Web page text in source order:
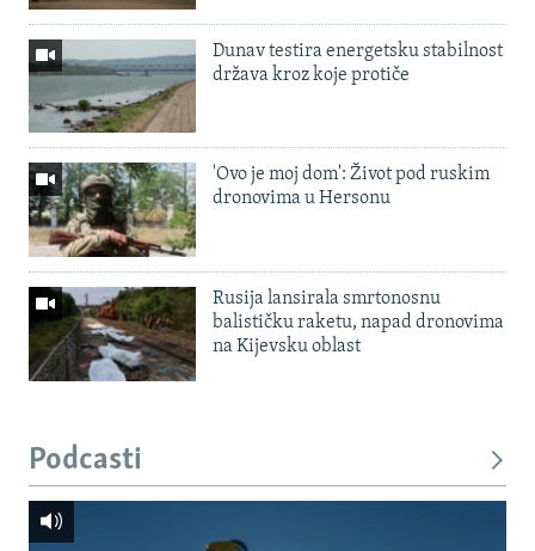
Dunav testira energetsku stabilnost
država kroz koje protiče
'Ovo je moj dom': Život pod ruskim
dronovima u Hersonu
Rusija lansirala smrtonosnu
balističku raketu, napad dronovima
na Kijevsku oblast
Podcasti